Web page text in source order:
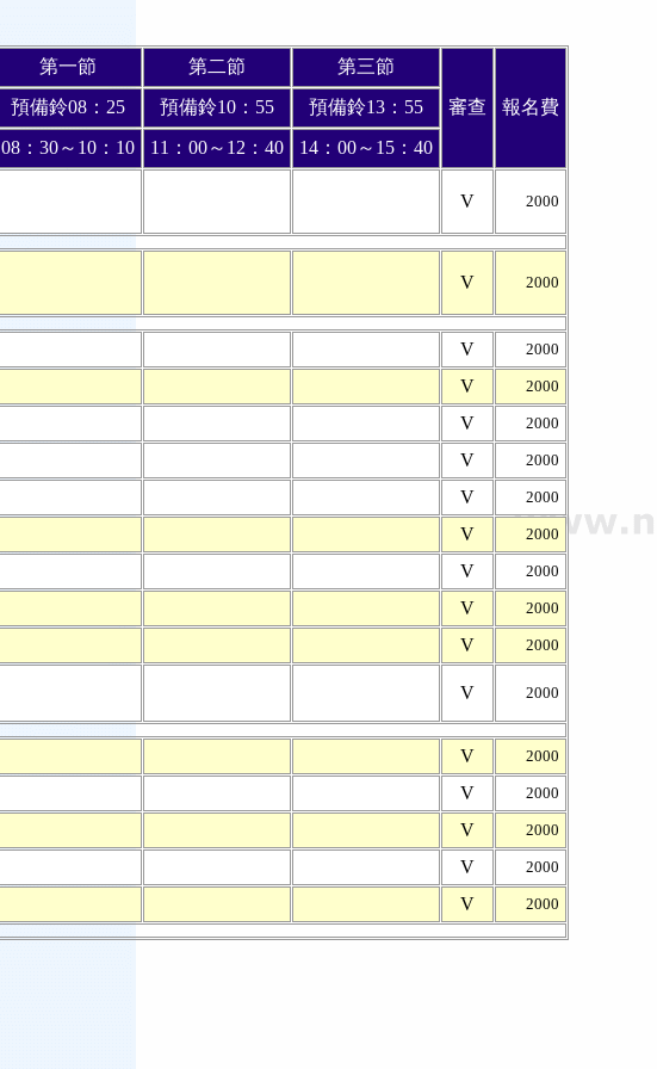
第一節 第二節
第三節
審查
報名費
預備鈴08：25 預備鈴10：55
預備鈴13：55
08：30～10：10
11：00～12：40
14：00～15：40
V 2000
V 2000
V 2000
V 2000
V 2000
V 2000
V 2000
V 2000
V 2000
V 2000
V 2000
V 2000
V 2000
V 2000
V 2000
V 2000
V 2000